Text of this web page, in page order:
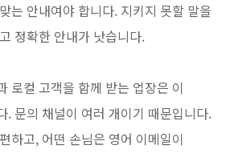
는 안내여야 합니다. 지키지 못할 말을
정확한 안내가 낫습니다.
로컬 고객을 함께 받는 업장은 이
. 문의 채널이 여러 개이기 때문입니다.
하고, 어떤 손님은 영어 이메일이